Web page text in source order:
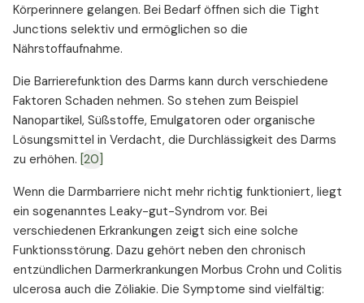
Körperinnere gelangen. Bei Bedarf öffnen sich die Tight
Junctions selektiv und ermöglichen so die
Nährstoffaufnahme.
Die Barrierefunktion des Darms kann durch verschiedene
Faktoren Schaden nehmen. So stehen zum Beispiel
Nanopartikel, Süßstoffe, Emulgatoren oder organische
Lösungsmittel in Verdacht, die Durchlässigkeit des Darms
zu erhöhen. [20]
Wenn die Darmbarriere nicht mehr richtig funktioniert, liegt
ein sogenanntes Leaky-gut-Syndrom vor. Bei
verschiedenen Erkrankungen zeigt sich eine solche
Funktionsstörung. Dazu gehört neben den chronisch
entzündlichen Darmerkrankungen Morbus Crohn und Colitis
ulcerosa auch die Zöliakie. Die Symptome sind vielfältig: